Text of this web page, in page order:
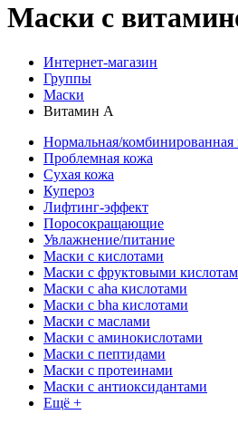
Маски с
Интернет-магазин
Группы
Маски
Витамин А
Нормальная/комбинированная
Проблемная кожа
Сухая кожа
Купероз
Лифтинг-эффект
Поросокращающие
Увлажнение/питание
Маски с кислотами
Маски с фруктовыми
Маски с aha кислотами
Маски с bha кислотами
Маски с маслами
Маски с аминокислотами
Маски с пептидами
Маски с протеинами
Маски с антиоксидантами
Ещё +